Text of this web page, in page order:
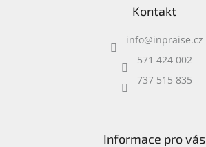
Kontakt
info@inpraise.cz
571 424 002
737 515 835
Informace pro vás